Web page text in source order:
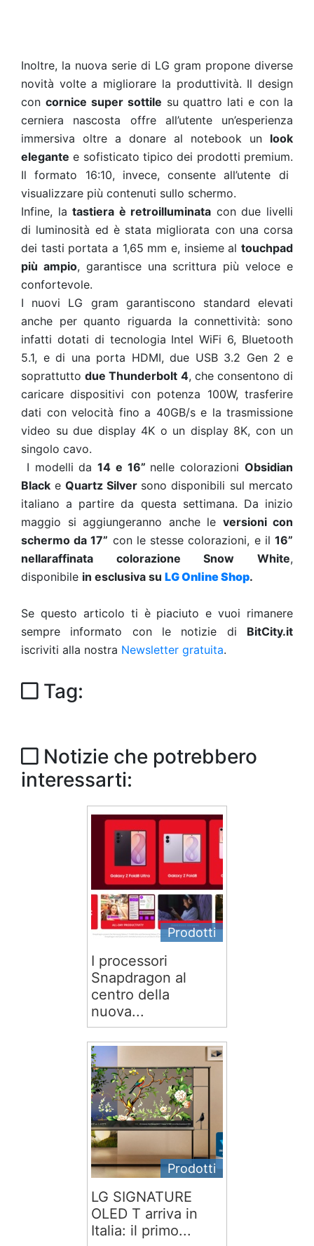
Inoltre, la nuova serie di LG gram propone diverse
novità volte a migliorare la produttività. Il design
con cornice super sottile su quattro lati e con la
cerniera nascosta offre all’utente un’esperienza
immersiva oltre a donare al notebook un look
elegante e sofisticato tipico dei prodotti premium.
Il formato 16:10, invece, consente all’utente di
visualizzare più contenuti sullo schermo.
Infine, latastiera è retroilluminata con due livelli
di luminosità ed è stata migliorata con una corsa
dei tasti portata a 1,65 mm e, insieme al touchpad
più ampio, garantisce una scrittura più veloce e
confortevole.
I nuovi LG gram garantiscono standard elevati
anche per quanto riguarda la connettività: sono
infatti dotati di tecnologia Intel WiFi 6, Bluetooth
5.1, e di una porta HDMI, due USB 3.2 Gen 2 e
soprattuttodue Thunderbolt 4, che consentono di
caricare dispositivi con potenza 100W, trasferire
dati con velocità fino a 40GB/s e la trasmissione
video su due display 4K o un display 8K, con un
singolo cavo.
I modelli da14 e 16” nelle colorazioniObsidian
Black e Quartz Silver sono disponibili sul mercato
italiano a partire da questa settimana. Da inizio
maggio si aggiungeranno anche le versioni con
schermo da 17” con le stesse colorazioni, e il16”
nellaraffinata colorazione Snow White,
disponibile in esclusiva su LG Online Shop.
Se questo articolo ti è piaciuto e vuoi rimanere
sempre informato con le notizie di BitCity.it
iscriviti alla nostra Newsletter gratuita.
Tag:
Notizie che potrebbero
interessarti:
Prodotti
I processori
Snapdragon al
centro della
nuova...
Prodotti
LG SIGNATURE
OLED T arriva in
Italia: il primo...